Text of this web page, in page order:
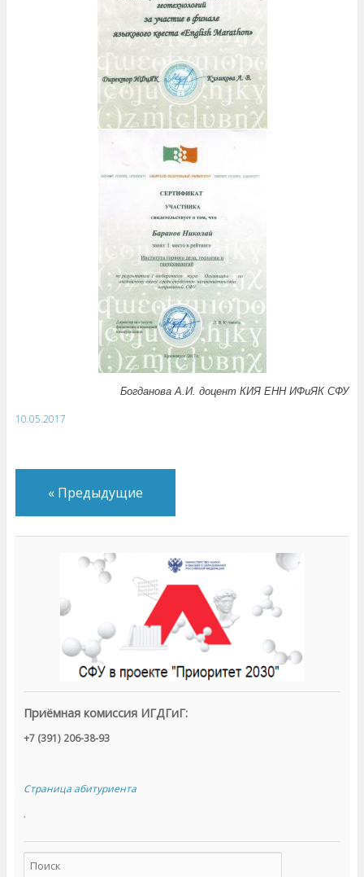
Богданова А.И. доцент КИЯ ЕНН ИФиЯК СФУ
10.05.2017
«Предыдущие
Приёмная комиссия ИГДГиГ:
+7 (391) 206-38-93
Страница абитуриента
.